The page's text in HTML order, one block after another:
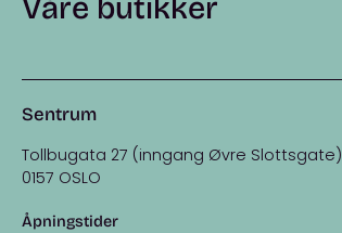
Våre butikker
Sentrum
Tollbugata 27 (inngang Øvre Slottsgate)
0157 OSLO
Åpningstider